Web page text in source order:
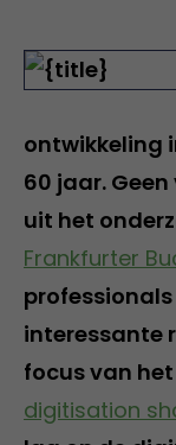
ontwikkeling
60 jaar.
uit het
Frankfurter
interessante
focus van het
digitisation